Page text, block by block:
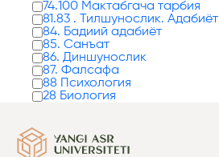
74.100 Мактабгача тарбия
81.83 . Тилшунослик. Адабиёт
84. Бадиий адабиёт
85. Санъат
86. Диншунослик
87. Фалсафа
88 Психология
28 Биология